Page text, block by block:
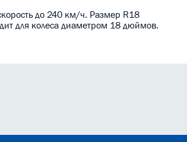
до 240 км/ч. Размер R18
для колеса диаметром 18 дюймов.